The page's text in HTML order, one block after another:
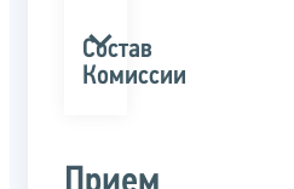
Состав
Комиссии